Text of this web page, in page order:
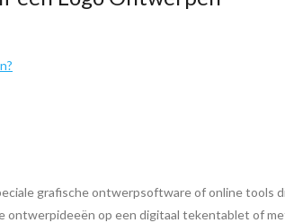
grafische ontwerpsoftware of online tools
ontwerpideeën op een digitaal tekentablet of